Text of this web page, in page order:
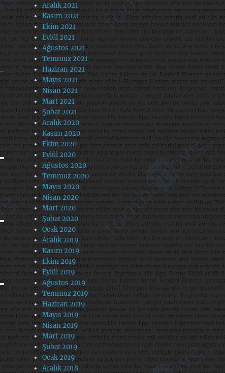
Aralık 2021
Kasım 2021
Ekim 2021
Eylül 2021
Ağustos 2021
Temmuz 2021
Haziran 2021
Mayıs 2021
Nisan 2021
Mart 2021
Şubat 2021
Aralık 2020
Kasım 2020
Ekim 2020
Eylül 2020
Ağustos 2020
Temmuz 2020
Mayıs 2020
Nisan 2020
Mart 2020
Şubat 2020
Ocak 2020
Aralık 2019
Kasım 2019
Ekim 2019
Eylül 2019
Ağustos 2019
Temmuz 2019
Haziran 2019
Mayıs 2019
Nisan 2019
Mart 2019
Şubat 2019
Ocak 2019
Aralık 2018